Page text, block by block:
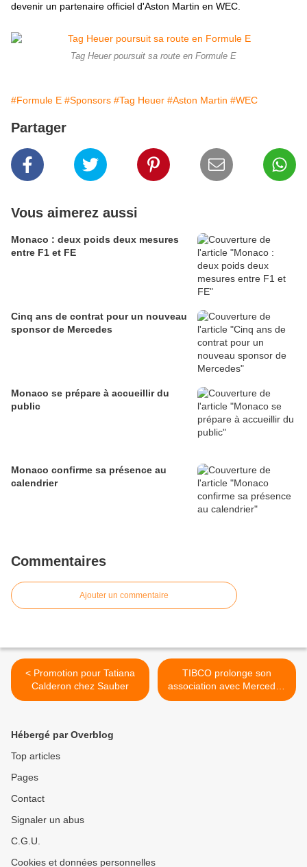
devenir un partenaire officiel d'Aston Martin en WEC.
Tag Heuer poursuit sa route en Formule E
#Formule E #Sponsors #Tag Heuer #Aston Martin #WEC
Partager
Vous aimerez aussi
Monaco : deux poids deux mesures
entre F1 et FE
Cinq ans de contrat pour un nouveau
sponsor de Mercedes
Monaco se prépare à accueillir du
public
Monaco confirme sa présence au
calendrier
Commentaires
Ajouter un commentaire
< Promotion pour Tatiana
Calderon chez Sauber
TIBCO prolonge son
association avec Mercedes
>
Hébergé par Overblog
Top articles
Pages
Contact
Signaler un abus
C.G.U.
Cookies et données personnelles